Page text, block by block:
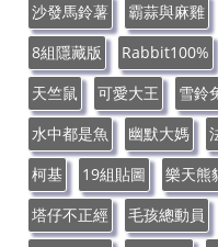
沙發馬鈴薯
霸蒜與麻雞
8組隱藏版
Rabbit100%
天竺鼠
可愛大王 雪鈴
水中都是魚
幽默大媽
柯基
19組貼圖 樂天熊
塔仔不正經
毛孩總動員